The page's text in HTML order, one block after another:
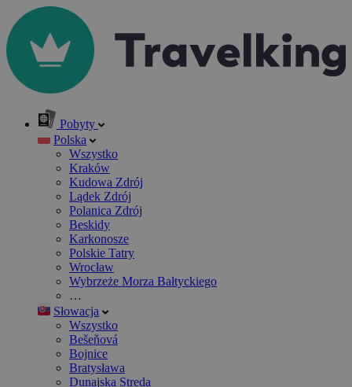
Pobyty
Polska
Wszystko
Kraków
Kudowa Zdrój
Lądek Zdrój
Polanica Zdrój
Beskidy
Karkonosze
Polskie Tatry
Wrocław
Wybrzeże Morza Bałtyckiego
…
Słowacja
Wszystko
Bešeňová
Bojnice
Bratysława
Dunajska Streda